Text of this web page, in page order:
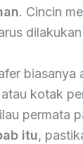
. Cincin
biasanya
kotak
permata
itu,